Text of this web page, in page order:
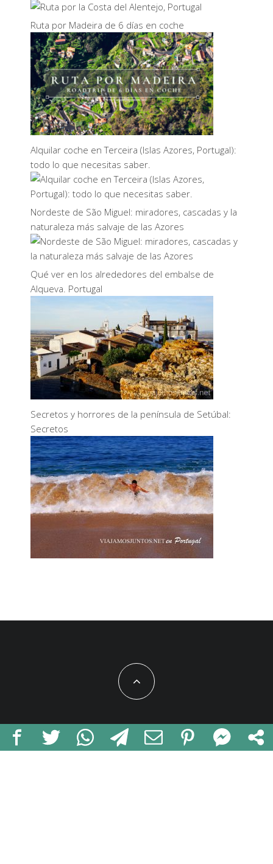
Ruta por Madeira de 6 días en coche
Alquilar coche en Terceira (Islas Azores, Portugal):
todo lo que necesitas saber.
Nordeste de São Miguel: miradores, cascadas y la
naturaleza más salvaje de las Azores
Qué ver en los alrededores del embalse de
Alqueva. Portugal
Secretos y horrores de la península de Setúbal:
Secretos